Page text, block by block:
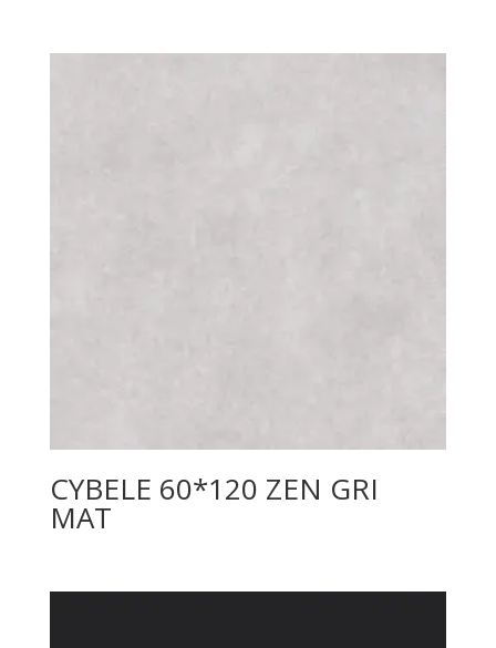
CYBELE 60*120 ZEN GRI
MAT